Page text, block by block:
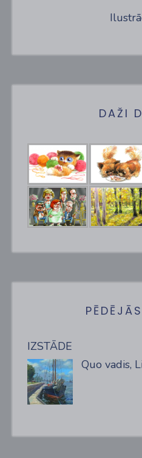
DAŽI
IZSTĀDE
Quo vadis,